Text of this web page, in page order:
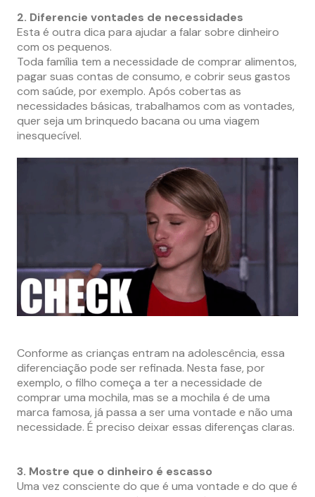
2. Diferencie vontades de necessidades
Esta é outra dica para ajudar a falar sobre dinheiro
com os pequenos.
Toda família tem a necessidade de comprar alimentos,
pagar suas contas de consumo, e cobrir seus gastos
com saúde, por exemplo. Após cobertas as
necessidades básicas, trabalhamos com as vontades,
quer seja um brinquedo bacana ou uma viagem
inesquecível.
Conforme as crianças entram na adolescência, essa
diferenciação pode ser refinada. Nesta fase, por
exemplo, o filho começa a ter a necessidade de
comprar uma mochila, mas se a mochila é de uma
marca famosa, já passa a ser uma vontade e não uma
necessidade. É preciso deixar essas diferenças claras.
3. Mostre que o dinheiro é escasso
Uma vez consciente do que é uma vontade e do que é